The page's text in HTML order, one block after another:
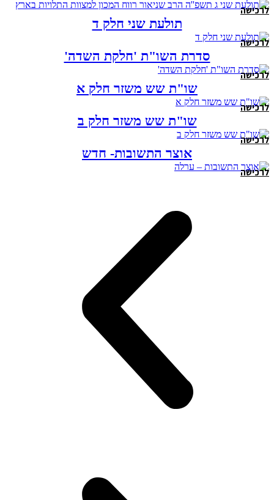
לרכישה
תולעת שני חלק ד
לרכישה
סדרת השו"ת 'חלקת השדה'
לרכישה
שו"ת שש משזר חלק א
לרכישה
שו"ת שש משזר חלק ב
לרכישה
אוצר התשובות- חדש
לרכישה